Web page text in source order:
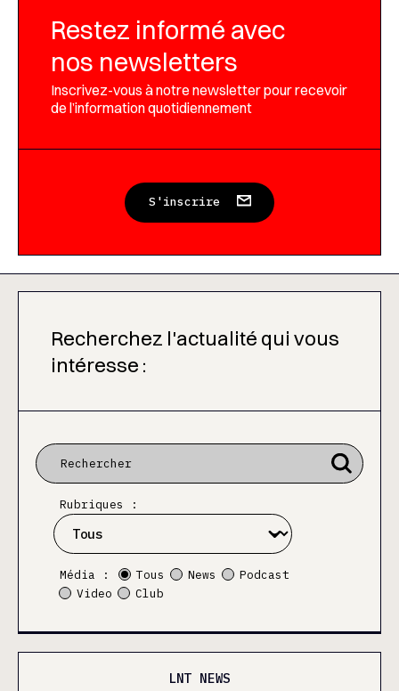
Restez informé avec
nos newsletters
Inscrivez-vous à notre newsletter pour recevoir
de l’information quotidiennement
S'inscrire
Recherchez l'actualité qui vous
intéresse :
Rubriques :
Média : Tous News
Podcast
Video
Club
LNT NEWS